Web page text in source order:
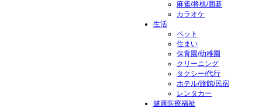
麻雀/将棋/囲碁
カラオケ
生活
ペット
住まい
保育園/幼稚園
クリーニング
タクシー/代行
ホテル/旅館/民宿
レンタカー
健康医療福祉